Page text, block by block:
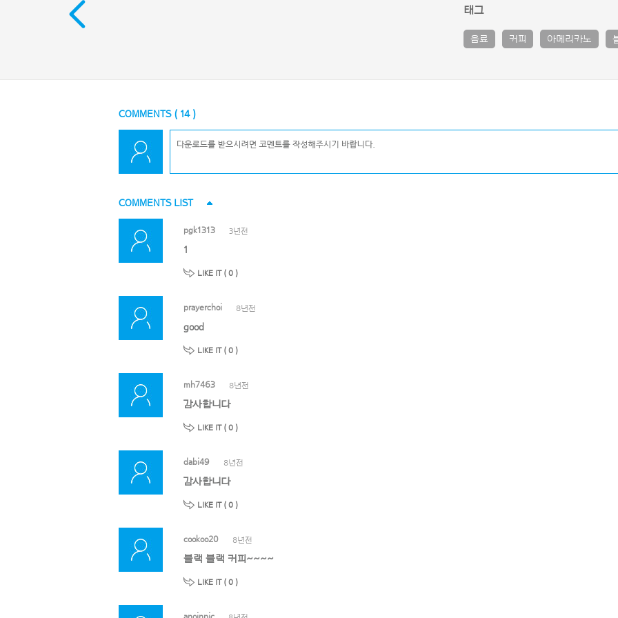
태그
음료 커피 아메리카노
COMMENTS ( 14)
COMMENTS LIST
pgk1313 3년전
1
LIKE IT ( 0 )
prayerchoi 8년전
good
LIKE IT ( 0 )
mh7463 8년전
감사합니다
LIKE IT ( 0 )
dabi49 8년전
감사합니다
LIKE IT ( 0 )
cookoo20 8년전
블랙 블랙 커피~~~~
LIKE IT ( 0 )
anoinpic